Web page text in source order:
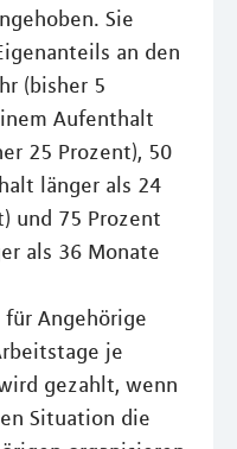
Sie
an den
(bisher 5
Aufenthalt
25 Prozent), 50
länger als 24
und 75 Prozent
als 36 Monate
Angehörige
je
gezahlt, wenn
Situation die